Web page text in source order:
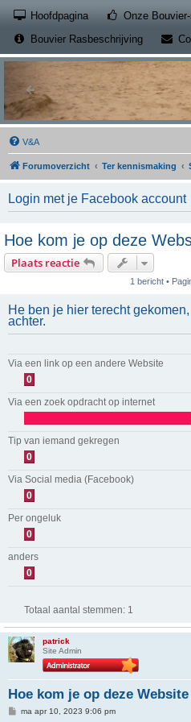
Hoofdpagina Onze
Bouvier Rasbeschrijving
V&A
Forumoverzicht Ter kennismaking
Login met je Facebook account
Hoe kom je op deze
Plaats reactie
1 bericht •
He ben je hier terecht
achter.
Via een link op een andere Website
0
Via een zoek opdracht op internet
Tip van iemand gekregen
0
Via Social media (Facebook)
0
Per ongeluk
0
anders
0
Totaal aantal stemmen: 1
patrick
Site Admin
Hoe kom je op deze
Bma apr 10, 2023 9:06 pm